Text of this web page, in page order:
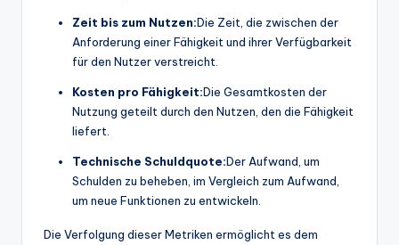
Zeit bis zum Nutzen:Die Zeit, die zwischen der
Anforderung einer Fähigkeit und ihrer Verfügbarkeit
für den Nutzer verstreicht.
Kosten pro Fähigkeit:Die Gesamtkosten der
Nutzung geteilt durch den Nutzen, den die Fähigkeit
liefert.
Technische Schuldquote:Der Aufwand, um
Schulden zu beheben, im Vergleich zum Aufwand,
um neue Funktionen zu entwickeln.
Die Verfolgung dieser Metriken ermöglicht es dem